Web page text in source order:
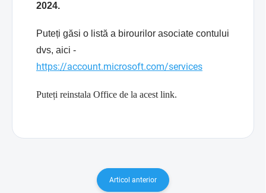
2024.
Puteți găsi o listă a birourilor asociate contului
dvs, aici -
https://account.microsoft.com/services
Puteți reinstala Office de la acest link.
Articol anterior